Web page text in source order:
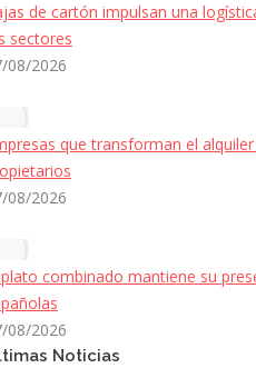
de cartón impulsan una
sectores
08/2026
que transforman el
08/2026
combinado mantiene su
08/2026
Noticias